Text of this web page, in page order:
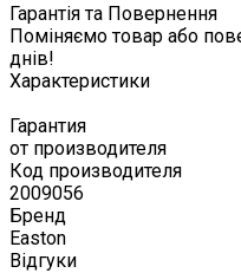
Гарантія та Повернення
Поміняємо товар або
днів!
Характеристики
Гарантия
от производителя
Код производителя
2009056
Бренд
Easton
Відгуки